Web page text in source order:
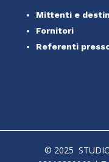
Mittenti e
Fornitori
Referenti
© 2025